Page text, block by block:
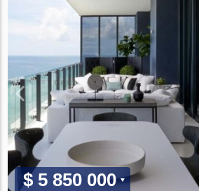
$ 5 850 000